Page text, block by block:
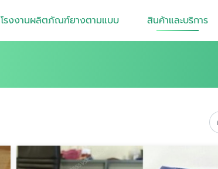
โรงงานผลิตภัณฑ์ยางตามแบบ สินค้าและบริการ